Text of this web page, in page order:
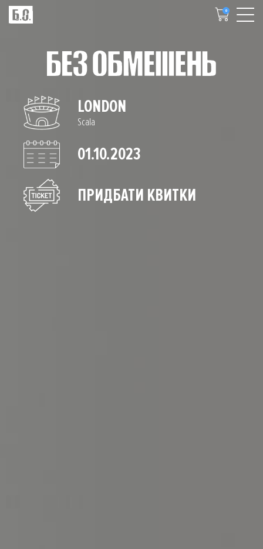
0
LONDON
Scala
01.10.2023
ПРИДБАТИ КВИТКИ